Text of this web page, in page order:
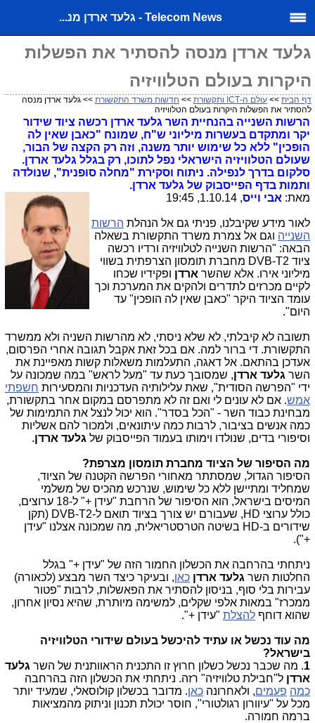
Telecom News - גלעד ארדן מנ...
גלעד ארדן מנסה להסתיר את הפשלות
היקרות בעולם הטלוויזיה
דף הבית >> עולם ה-ICT ותקשורת >> חדשות משרד התקשורת >> גלעד ארדן מנסה
להסתיר את הפשלות היקרות בעולם הטלוויזיה
הרשות השנייה בהנחיית השר גלעד ארדן רכשה ציוד שידור
יקר ומתקדם בעשרות מיליוני ש"ח, שמונח "כאבן שאין לה
הופכין" ללא כל שימוש יותר משנה, וזה רק הקצה של הבור,
שעולם הטלוויזיה הישראלי נפל לתוכו, רק בגלל גלעד ארדן.
סלקום בדרך לנפילה. ניתוח וסקירת "מחלה סופנית", שנולדה
ותמות בדף הפייסבוק של גלעד ארדן.
מאת: אבי וייס, 1.10.14, 19:45
לאור מידע שקיבלנו, פניתי גם אל הנהלת הרשות
השנייה וגם אל צמרת משרד התקשורת בשאלה
הבאה: "הרשות השנייה לטלוויזיה ורדיו רכשה
ציוד DVB-T2 מחברת תומסון הצרפתית בשווי
מיליוני אירו. אלא שהשר ארדן ופקידיו שכחו
לקיים מכרזים לתדרים ולהקים את המערכת וכך
עומד הציוד היקר "כאבן שאין לה הופכין" עד
היום".
תשובה לא קיבלתי, לא שלא ניסתי, לא מהרשות השניה ולא ממשרד
התקשורת. די ברור למה. אם בכל זאת אקבל תגובה אחרי הפרסום,
אעדכן בהתאם. אל דאגה, התעלמות משאלות קשות מאפיינת את
השר גלעד ארדן, שמסובך כעת עד "מעל לראש" במה שמכונה על
ידי "הפרשה הסודית", שאת עלילותיה העדכניות והמסעירות חשפתי
אמש. אם לא עונים לי ואם זה לא מתפרסם במקום אחר בתקשורת,
מבחינת כבוד השר - "הכל בסדר". הוא יכול לנצל את התמימות של
כמה אנשים בציבור, לרבות כמה עיתונאים, ולמכור להם אשליות
וסיפורי בדים, שנולדו וימותו בעמוד הפייסבוק של גלעד ארדן.
מה הסיפור של הציוד מחברת תומסון מצרפת?
הסיפור הגדול, שמסתתר מאחורי הפרשה הקטנה של הציוד,
שמחליד ומתיישן ללא כל שימוש, שנרכש מהכיס של משלמי
המיסים בישראל, הוא הסיפור של הרחבת "עידן +" ל-18 ערוצים,
כולל ערוצי HD, שעבורם יש צורך בציוד תואם ל-DVB-T2 (תקן
שידורים ב-HD בשיטה הטרסטריאלית, מה שמכונה אצלנו "עידן
+").
ניתחתי בהרחבה את הכשלון החמור הזה של "עידן +" בגלל
החלטות השר גלעד ארדן כאן, ובעיקר כיצד השר מבצע (לכאורה)
עבירות בלי סוף, בניסון להסתיר את הפאשלות, לרבות "פטור
ממכרז" במאות אלפי שקלים, למשימה מיותרת, שהיא נסיון אחרון,
שהוא דוחף להצלת "עידן +".
מה עוד נכשל או עתיד להיכשל בעולם שידורי הטלוויזיה
בישראל?
1. מה שכבר נכשל כשלון חרוץ זו התכנית הראוותנית של השר גלעד
ארדן ל"חבילת טלוויזיה" רזה. ניתחתי את הכשלון הזה בהרחבה
כמה פעמים, ולאחרונה כאן. מדובר בכשלון קולוסאלי, שמעיד יותר
מכל על "עיוורון רגולטורי", חוסר יכולת תכנון וניתוק מהמציאות
ברמה חמורה.